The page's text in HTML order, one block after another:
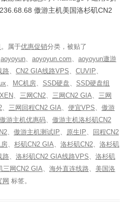
傲游主机美国洛杉矶CN2
。属于优惠促销分类，被贴了
aoyoyun、 aoyoyun.com、 aoyoyun遨游
路、 CN2 GIA线路VPS、 CUVIP、
、 MC机房、 SSD硬盘、 SSD硬盘组
XEN、 三网CN2、 三网CN2 GIA、 三网
、 三网回程CN2 GIA、 便宜VPS、 傲游
傲游主机优惠码、 傲游主机洛杉矶CN2
、 傲游主机测试IP、 原生IP、
回程CN2
、 杉矶CN2 GIA、 洛杉矶CN2、 洛杉矶
路、 洛杉矶CN2 GIA线路VPS、 洛杉矶
三网CN2 GIA、 海外直连线路、 美国洛
网 标签。